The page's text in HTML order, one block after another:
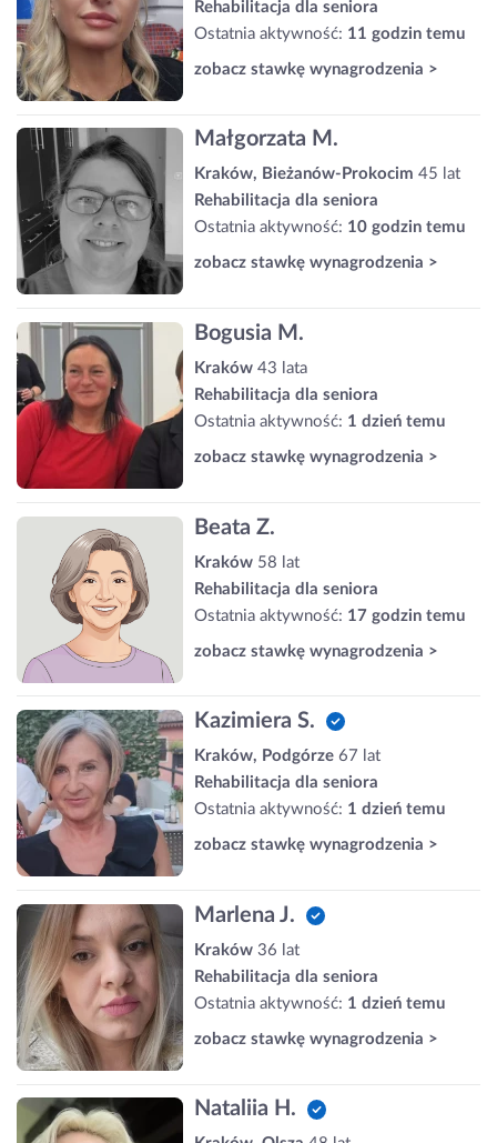
Rehabilitacja dla seniora
Ostatnia aktywność: 11 godzin temu
zobacz stawkę wynagrodzenia >
Małgorzata M.
Kraków, Bieżanów-Prokocim 45 lat
Rehabilitacja dla seniora
Ostatnia aktywność: 10 godzin temu
zobacz stawkę wynagrodzenia >
Bogusia M.
Kraków 43 lata
Rehabilitacja dla seniora
Ostatnia aktywność: 1 dzień temu
zobacz stawkę wynagrodzenia >
Beata Z.
Kraków 58 lat
Rehabilitacja dla seniora
Ostatnia aktywność: 17 godzin temu
zobacz stawkę wynagrodzenia >
Kazimiera S.
Kraków, Podgórze 67 lat
Rehabilitacja dla seniora
Ostatnia aktywność: 1 dzień temu
zobacz stawkę wynagrodzenia >
Marlena J.
Kraków 36 lat
Rehabilitacja dla seniora
Ostatnia aktywność: 1 dzień temu
zobacz stawkę wynagrodzenia >
Nataliia H.